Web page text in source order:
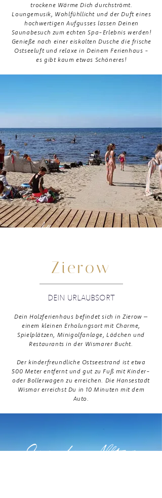
trockene Wärme Dich durchströmt.
Loungemusik, Wohlfühllicht und der Duft eines
hochwertigen Aufgusses lassen Deinen
Saunabesuch zum echten Spa-Erlebnis werden!
Genieße nach einer eiskalten Dusche die frische
Ostseeluft und relaxe in Deinem Ferienhaus -
es gibt kaum etwas Schöneres!
nahe
Zierow
DEIN URLAUBSORT
Dein Holzferienhaus befindet sich in Zierow –
einem kleinen Erholungsort mit Charme,
Spielplätzen, Minigolfanlage, Lädchen und
Restaurants in der Wismarer Bucht.
Der kinderfreundliche Ostseestrand ist etwa
500 Meter entfernt und gut zu Fuß mit Kinder-
oder Bollerwagen zu erreichen. Die Hansestadt
Wismar erreichst Du in 10 Minuten mit dem
Auto.
Lass den Alltag